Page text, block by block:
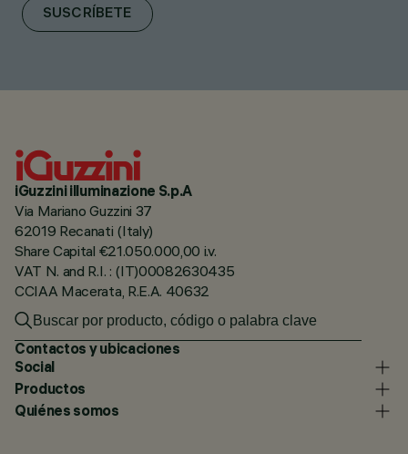
SUSCRÍBETE
iGuzzini illuminazione S.p.A
Via Mariano Guzzini 37
62019 Recanati (Italy)
Share Capital €21.050.000,00 i.v.
VAT N. and R.I. : (IT)00082630435
CCIAA Macerata, R.E.A. 40632
Contactos y ubicaciones
Social
Productos
Quiénes somos